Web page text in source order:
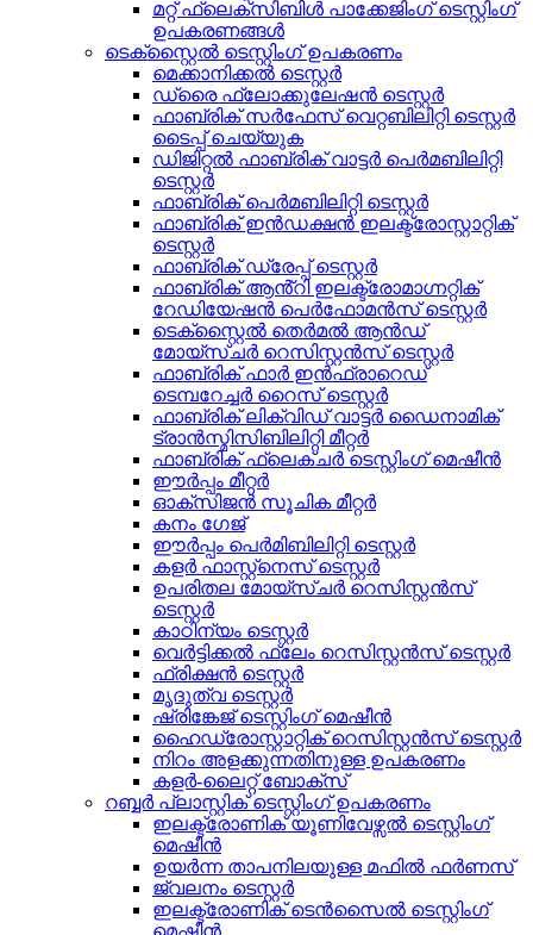
മറ്റ് ഫ്ലെക്സിബിൾ പാക്കേജിംഗ് ടെസ്റ്റിംഗ്
ഉപകരണങ്ങൾ
ടെക്സ്റ്റൈൽ ടെസ്റ്റിംഗ് ഉപകരണം
മെക്കാനിക്കൽ ടെസ്റ്റർ
ഡ്രൈ ഫ്ലോക്കുലേഷൻ ടെസ്റ്റർ
ഫാബ്രിക് സർഫേസ് വെറ്റബിലിറ്റി ടെസ്റ്റർ
ടൈപ്പ് ചെയ്യുക
ഡിജിറ്റൽ ഫാബ്രിക് വാട്ടർ പെർമബിലിറ്റി
ടെസ്റ്റർ
ഫാബ്രിക് പെർമബിലിറ്റി ടെസ്റ്റർ
ഫാബ്രിക് ഇൻഡക്ഷൻ ഇലക്ട്രോസ്റ്റാറ്റിക്
ടെസ്റ്റർ
ഫാബ്രിക് ഡ്രേപ്പ് ടെസ്റ്റർ
ഫാബ്രിക് ആൻ്റി ഇലക്ട്രോമാഗ്നറ്റിക്
റേഡിയേഷൻ പെർഫോമൻസ് ടെസ്റ്റർ
ടെക്സ്റ്റൈൽ തെർമൽ ആൻഡ്
മോയ്സ്ചർ റെസിസ്റ്റൻസ് ടെസ്റ്റർ
ഫാബ്രിക് ഫാർ ഇൻഫ്രാറെഡ്
ടെമ്പറേച്ചർ റൈസ് ടെസ്റ്റർ
ഫാബ്രിക് ലിക്വിഡ് വാട്ടർ ഡൈനാമിക്
ട്രാൻസ്മിസിബിലിറ്റി മീറ്റർ
ഫാബ്രിക് ഫ്ലെക്‌ചർ ടെസ്റ്റിംഗ് മെഷീൻ
ഈർപ്പം മീറ്റർ
ഓക്സിജൻ സൂചിക മീറ്റർ
കനം ഗേജ്
ഈർപ്പം പെർമിബിലിറ്റി ടെസ്റ്റർ
കളർ ഫാസ്റ്റ്നെസ് ടെസ്റ്റർ
ഉപരിതല മോയ്സ്ചർ റെസിസ്റ്റൻസ്
ടെസ്റ്റർ
കാഠിന്യം ടെസ്റ്റർ
വെർട്ടിക്കൽ ഫ്ലേം റെസിസ്റ്റൻസ് ടെസ്റ്റർ
ഫ്രിക്ഷൻ ടെസ്റ്റർ
മൃദുത്വ ടെസ്റ്റർ
ഷ്രിങ്കേജ് ടെസ്റ്റിംഗ് മെഷീൻ
ഹൈഡ്രോസ്റ്റാറ്റിക് റെസിസ്റ്റൻസ് ടെസ്റ്റർ
നിറം അളക്കുന്നതിനുള്ള ഉപകരണം
കളർ-ലൈറ്റ് ബോക്സ്
റബ്ബർ പ്ലാസ്റ്റിക് ടെസ്റ്റിംഗ് ഉപകരണം
ഇലക്ട്രോണിക് യൂണിവേഴ്സൽ ടെസ്റ്റിംഗ്
മെഷീൻ
ഉയർന്ന താപനിലയുള്ള മഫിൽ ഫർണസ്
ജ്വലനം ടെസ്റ്റർ
ഇലക്ട്രോണിക് ടെൻസൈൽ ടെസ്റ്റിംഗ്
മെഷീൻ